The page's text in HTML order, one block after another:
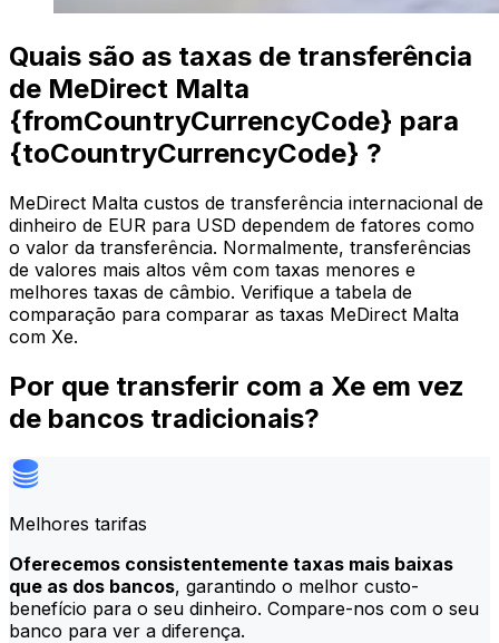
Quais são as taxas de transferência
de MeDirect Malta
{fromCountryCurrencyCode} para
{toCountryCurrencyCode} ?
MeDirect Malta custos de transferência internacional de
dinheiro de EUR para USD dependem de fatores como
o valor da transferência. Normalmente, transferências
de valores mais altos vêm com taxas menores e
melhores taxas de câmbio. Verifique a tabela de
comparação para comparar as taxas MeDirect Malta
com Xe.
Por que transferir com a Xe em vez
de bancos tradicionais?
Melhores tarifas
Oferecemos consistentemente taxas mais baixas
que as dos bancos, garantindo o melhor custo-
benefício para o seu dinheiro. Compare-nos com o seu
banco para ver a diferença.